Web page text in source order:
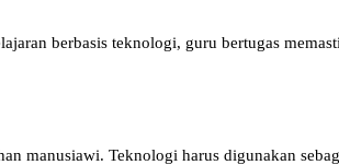
berbasis teknologi, guru bertugas
manusiawi. Teknologi harus digunakan